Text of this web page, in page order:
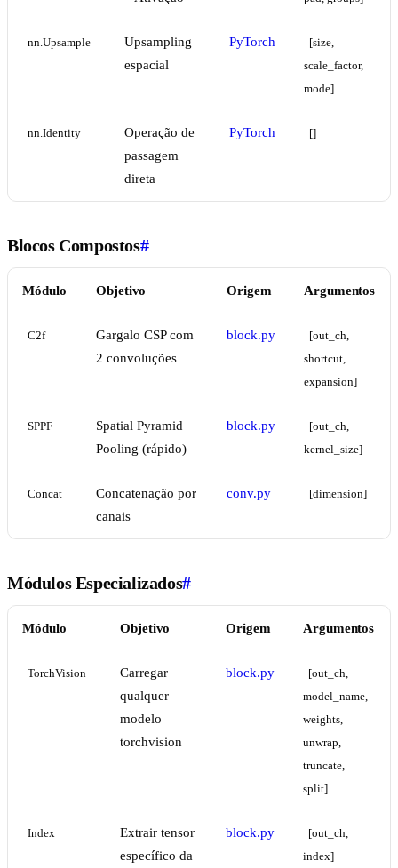
nn.Upsample
Upsampling
espacial
PyTorch
[size,
scale_factor,
mode]
nn.Identity
Operação de
passagem
direta
PyTorch []
Blocos Compostos#
Módulo Objetivo Origem Argumentos
C2f
Gargalo CSP com
2 convoluções
block.py
[out_ch,
shortcut,
expansion]
SPPF
Spatial Pyramid
Pooling (rápido)
block.py
[out_ch,
kernel_size]
Concat
Concatenação por
canais
conv.py [dimension]
Módulos Especializados#
Módulo Objetivo Origem Argumentos
TorchVision
Carregar
qualquer
modelo
torchvision
block.py
[out_ch,
model_name,
weights,
unwrap,
truncate,
split]
Index
Extrair tensor
específico da
block.py
[out_ch,
index]